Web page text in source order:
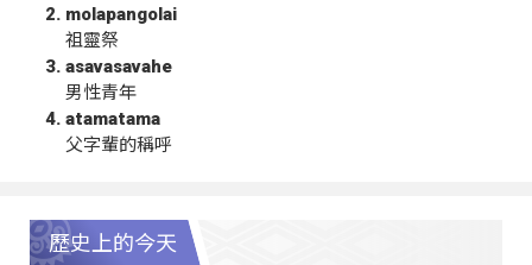
molapangolai
祖靈祭
asavasavahe
男性青年
atamatama
父字輩的稱呼
歷史上的今天